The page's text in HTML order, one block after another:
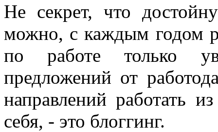
Не секрет, что
можно, с каждым годом
по работе только
предложений от
направлений работать
себя, - это блоггинг.